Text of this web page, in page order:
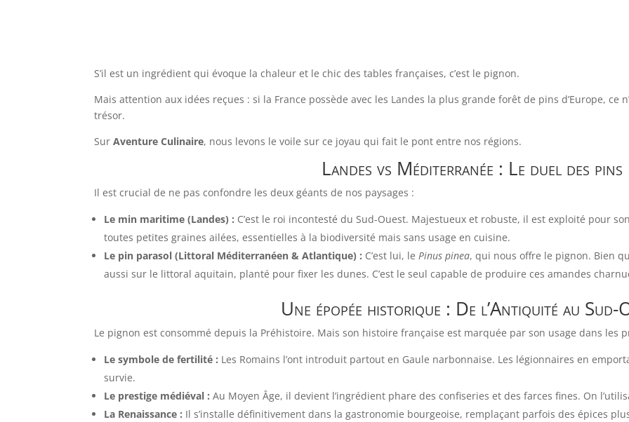
S’il est un ingrédient qui évoque la chaleur et le chic des tables françaises, c’est le pignon.
Mais attention aux idées reçues : si la France possède avec les Landes la plus grande forêt de pins d’Europe,
trésor.
SurAventure Culinaire, nous levons le voile sur ce joyau qui fait le pont entre nos régions.
Landes vs Méditerranée : Le duel des pins
Il est crucial de ne pas confondre les deux géants de nos paysages :
Le min maritime (Landes) : C’est le roi incontesté du Sud-Ouest. Majestueux et robuste, il est exploité pour
toutes petites graines ailées, essentielles à la biodiversité mais sans usage en cuisine.
Le pin parasol (Littoral Méditerranéen & Atlantique) : C’est lui, lePinus pinea, qui nous offre le pignon. Bien
aussi sur le littoral aquitain, planté pour fixer les dunes. C’est le seul capable de produire ces amandes
Une épopée historique : De l’Antiquité au Sud-
Le pignon est consommé depuis la Préhistoire. Mais son histoire française est marquée par son usage dans les
Le symbole de fertilité : Les Romains l’ont introduit partout en Gaule narbonnaise. Les légionnaires en
survie.
Le prestige médiéval : Au Moyen Âge, il devient l’ingrédient phare des confiseries et des farces fines. On
La Renaissance : Il s’installe définitivement dans la gastronomie bourgeoise, remplaçant parfois des épices